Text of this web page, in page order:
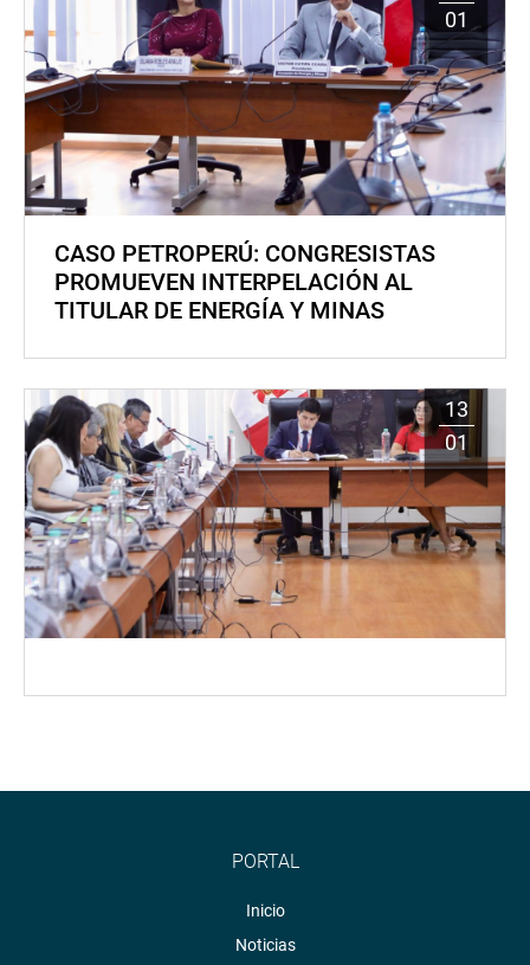
01
CASO PETROPERÚ: CONGRESISTAS
PROMUEVEN INTERPELACIÓN AL
TITULAR DE ENERGÍA Y MINAS
13
01
PORTAL
Inicio
Noticias